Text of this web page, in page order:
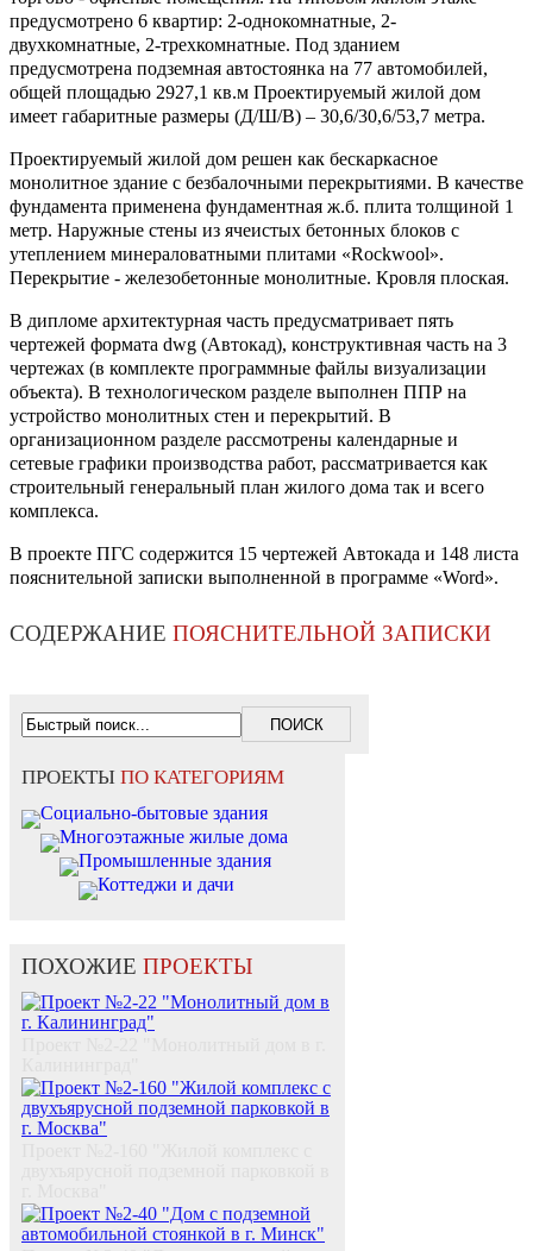
предусмотрено 6 квартир: 2-однокомнатные, 2-
двухкомнатные, 2-трехкомнатные. Под зданием
предусмотрена подземная автостоянка на 77 автомобилей,
общей площадью 2927,1 кв.м Проектируемый жилой дом
имеет габаритные размеры (Д/Ш/В) – 30,6/30,6/53,7 метра.
Проектируемый жилой дом решен как бескаркасное
монолитное здание с безбалочными перекрытиями. В качестве
фундамента применена фундаментная ж.б. плита толщиной 1
метр. Наружные стены из ячеистых бетонных блоков с
утеплением минераловатными плитами «Rockwool».
Перекрытие - железобетонные монолитные. Кровля плоская.
В дипломе архитектурная часть предусматривает пять
чертежей формата dwg (Автокад), конструктивная часть на 3
чертежах (в комплекте программные файлы визуализации
объекта). В технологическом разделе выполнен ППР на
устройство монолитных стен и перекрытий. В
организационном разделе рассмотрены календарные и
сетевые графики производства работ, рассматривается как
строительный генеральный план жилого дома так и всего
комплекса.
В проекте ПГС содержится 15 чертежей Автокада и 148 листа
пояснительной записки выполненной в программе «Word».
СОДЕРЖАНИЕ ПОЯСНИТЕЛЬНОЙ ЗАПИСКИ
ПРОЕКТЫ ПО КАТЕГОРИЯМ
Социально-бытовые здания
Многоэтажные жилые дома
Промышленные здания
Коттеджи и дачи
ПОХОЖИЕ ПРОЕКТЫ